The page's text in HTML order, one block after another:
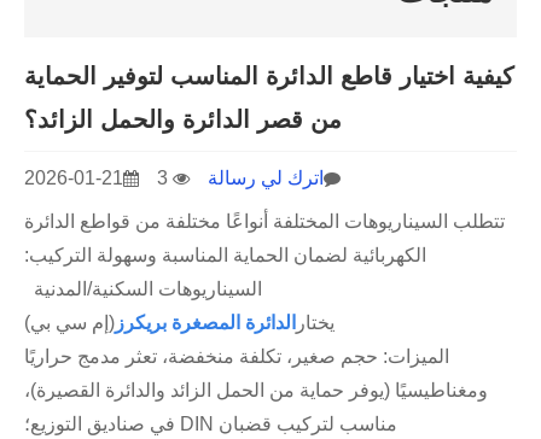
كيفية اختيار قاطع الدائرة المناسب لتوفير الحماية
من قصر الدائرة والحمل الزائد؟
2026-01-21 اترك لي رسالة
تتطلب السيناريوهات المختلفة أنواعًا مختلفة من قواطع الدائرة
الكهربائية لضمان الحماية المناسبة وسهولة التركيب:
السيناريوهات السكنية/المدنية
يختار الدائرة المصغرة بريكرز (إم سي بي)
الميزات: حجم صغير، تكلفة منخفضة، تعثر مدمج حراريًا
ومغناطيسيًا (يوفر حماية من الحمل الزائد والدائرة القصيرة)،
مناسب لتركيب قضبان DIN في صناديق التوزيع؛